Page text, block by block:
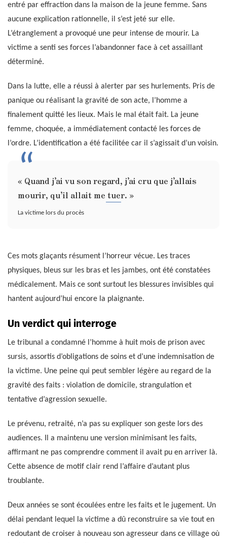
entré par effraction dans la maison de la jeune femme. Sans
aucune explication rationnelle, il s’est jeté sur elle.
L’étranglement a provoqué une peur intense de mourir. La
victime a senti ses forces l’abandonner face à cet assaillant
déterminé.
Dans la lutte, elle a réussi à alerter par ses hurlements. Pris de
panique ou réalisant la gravité de son acte, l’homme a
finalement quitté les lieux. Mais le mal était fait. La jeune
femme, choquée, a immédiatement contacté les forces de
l’ordre. L’identification a été facilitée car il s’agissait d’un voisin.
« Quand j’ai vu son regard, j’ai cru que j’allais
mourir, qu’il allait me tuer. »
La victime lors du procès
Ces mots glaçants résument l’horreur vécue. Les traces
physiques, bleus sur les bras et les jambes, ont été constatées
médicalement. Mais ce sont surtout les blessures invisibles qui
hantent aujourd’hui encore la plaignante.
Un verdict qui interroge
Le tribunal a condamné l’homme à huit mois de prison avec
sursis, assortis d’obligations de soins et d’une indemnisation de
la victime. Une peine qui peut sembler légère au regard de la
gravité des faits : violation de domicile, strangulation et
tentative d’agression sexuelle.
Le prévenu, retraité, n’a pas su expliquer son geste lors des
audiences. Il a maintenu une version minimisant les faits,
affirmant ne pas comprendre comment il avait pu en arriver là.
Cette absence de motif clair rend l’affaire d’autant plus
troublante.
Deux années se sont écoulées entre les faits et le jugement. Un
délai pendant lequel la victime a dû reconstruire sa vie tout en
redoutant de croiser à nouveau son agresseur dans ce village où